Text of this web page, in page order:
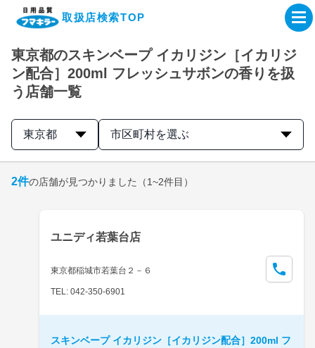
取扱店検索TOP
企業・IR情報サイト
オンラインショップ
製品検索はこちら
東京都のスキンベープ イカリジン［イカリジ
ン配合］200ml フレッシュサボンの香りを扱
う店舗一覧
東京都 市区町村を選ぶ
2件の店舗が見つかりました （1~2件目）
ユニディ若葉台店
東京都稲城市若葉台２－６
TEL: 042-350-6901
スキンベープ イカリジン［イカリジン配合］200ml フ